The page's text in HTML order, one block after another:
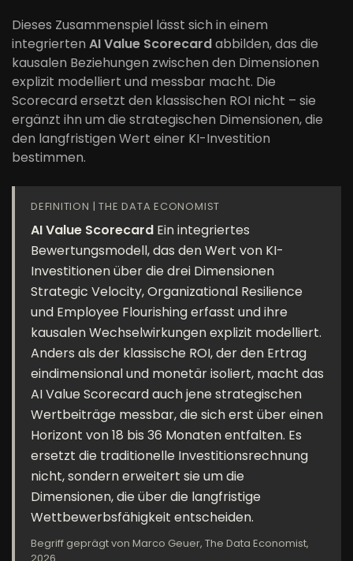
Dieses Zusammenspiel lässt sich in einem
integrierten AI Value Scorecardabbilden, das die
kausalen Beziehungen zwischen den Dimensionen
explizit modelliert und messbar macht. Die
Scorecard ersetzt den klassischen ROI nicht – sie
ergänzt ihn um die strategischen Dimensionen, die
den langfristigen Wert einer KI-Investition
bestimmen.
DEFINITION | THE DATA ECONOMIST
AI Value Scorecard Ein integriertes
Bewertungsmodell, das den Wert von KI-
Investitionen über die drei Dimensionen
Strategic Velocity, Organizational Resilience
und Employee Flourishing erfasst und ihre
kausalen Wechselwirkungen explizit modelliert.
Anders als der klassische ROI, der den Ertrag
eindimensional und monetär isoliert, macht das
AI Value Scorecard auch jene strategischen
Wertbeiträge messbar, die sich erst über einen
Horizont von 18 bis 36 Monaten entfalten. Es
ersetzt die traditionelle Investitionsrechnung
nicht, sondern erweitert sie um die
Dimensionen, die über die langfristige
Wettbewerbsfähigkeit entscheiden.
Begriff geprägt von Marco Geuer, The Data Economist,